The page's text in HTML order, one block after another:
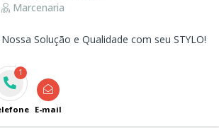
Marcenaria
Nossa Solução e Qualidade com seu STYLO!
1
E-mail